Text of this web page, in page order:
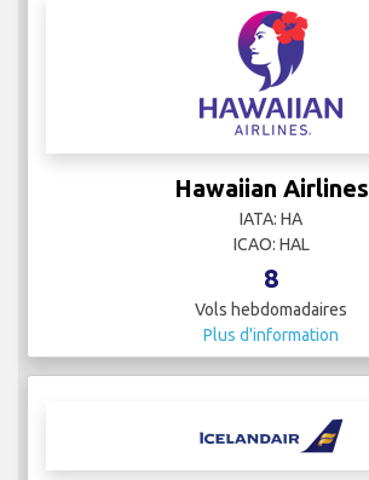
Hawaiian Airlines
IATA: HA
ICAO: HAL
8
Vols hebdomadaires
Plus d'information